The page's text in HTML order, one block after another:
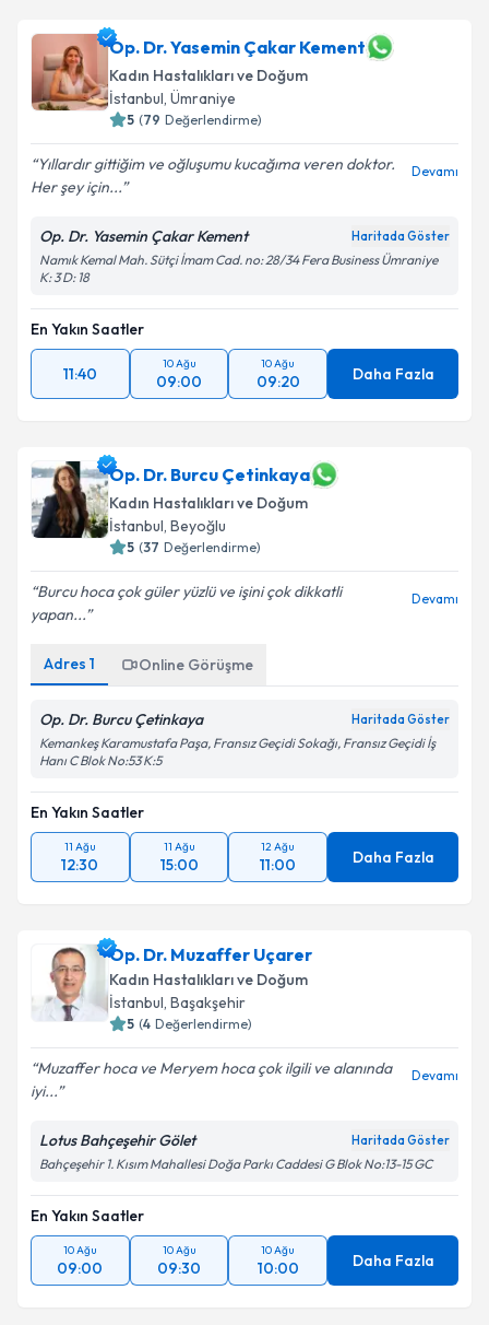
E-posta Adresiniz
Kişisel verilerimin işlenmesine ilişkinAydınlatma
Metni
Takvim Talebini Gönder
Op. Dr. Yasemin Çakar Kement
Kadın Hastalıkları ve Doğum
İstanbul, Ümraniye
5 (79 Değerlendirme)
Yıllardır gittiğim ve oğluşumu kucağıma veren doktor.
Her şey için...
Devamı
Op. Dr. Yasemin Çakar Kement Haritada Göster
Namık Kemal Mah. Sütçi İmam Cad. no: 28/34 Fera Business Ümraniye
K: 3 D: 18
En Yakın Saatler
11:40
10 Ağu
09:00
10 Ağu
09:20 Daha Fazla
Op. Dr. Burcu Çetinkaya
Kadın Hastalıkları ve Doğum
İstanbul, Beyoğlu
5 (37 Değerlendirme)
Burcu hoca çok güler yüzlü ve işini çok dikkatli
yapan...
Devamı
Adres 1 Online Görüşme
Op. Dr. Burcu Çetinkaya Haritada Göster
Kemankeş Karamustafa Paşa, Fransız Geçidi Sokağı, Fransız Geçidi İş
Hanı C Blok No:53 K:5
En Yakın Saatler
11 Ağu
12:30
11 Ağu
15:00
12 Ağu
11:00 Daha Fazla
Op. Dr. Muzaffer Uçarer
Kadın Hastalıkları ve Doğum
İstanbul, Başakşehir
5 (4 Değerlendirme)
Muzaffer hoca ve Meryem hoca çok ilgili ve alanında
iyi...
Devamı
Lotus Bahçeşehir Gölet Haritada Göster
Bahçeşehir 1. Kısım Mahallesi Doğa Parkı Caddesi G Blok No:13-15 GC
En Yakın Saatler
10 Ağu
09:00
10 Ağu
09:30
10 Ağu
10:00 Daha Fazla